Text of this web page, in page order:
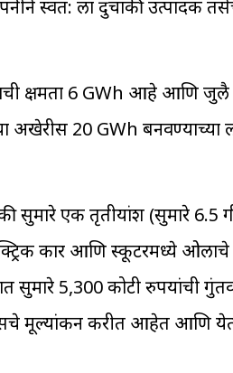
स्वत: ला दुचाकी उत्पादक
क्षमता 6 GWh आहे आणि जुलै
अखेरीस 20 GWh बनवण्याच्या
सुमारे एक तृतीयांश (सुमारे 6.5
कार आणि स्कूटरमध्ये
सुमारे 5,300 कोटी रुपयांची
मूल्यांकन करीत आहेत आणि